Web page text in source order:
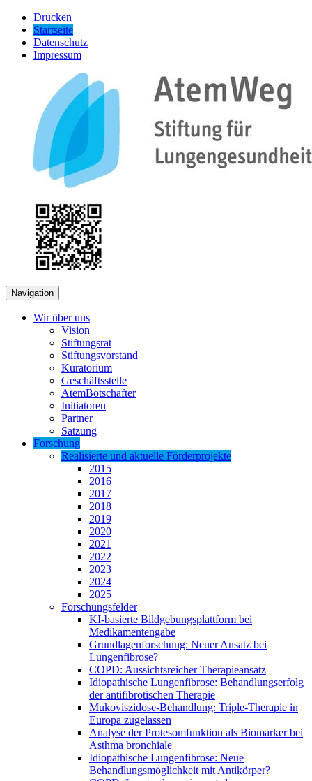
Drucken
Startseite
Datenschutz
Impressum
Navigation
Wir über uns
Vision
Stiftungsrat
Stiftungsvorstand
Kuratorium
Geschäftsstelle
AtemBotschafter
Initiatoren
Partner
Satzung
Forschung
Realisierte und aktuelle Förderprojekte
2015
2016
2017
2018
2019
2020
2021
2022
2023
2024
2025
Forschungsfelder
KI-basierte Bildgebungsplattform bei
Medikamentengabe
Grundlagenforschung: Neuer Ansatz bei
Lungenfibrose?
COPD: Aussichtsreicher Therapieansatz
Idiopathische Lungenfibrose: Behandlungserfolg
der antifibrotischen Therapie
Mukoviszidose-Behandlung: Triple-Therapie in
Europa zugelassen
Analyse der Protesomfunktion als Biomarker bei
Asthma bronchiale
Idiopathische Lungenfibrose: Neue
Behandlungsmöglichkeit mit Antikörper?